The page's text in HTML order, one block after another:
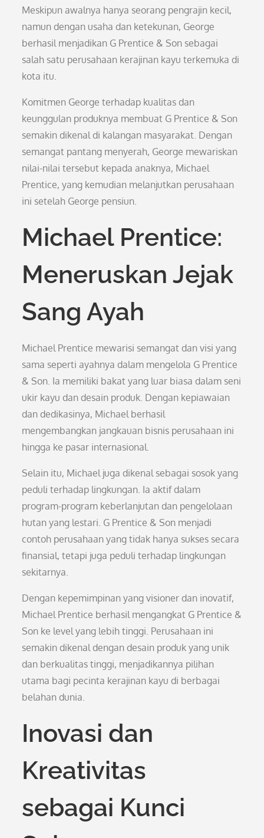
Meskipun awalnya hanya seorang pengrajin kecil,
namun dengan usaha dan ketekunan, George
berhasil menjadikan G Prentice & Son sebagai
salah satu perusahaan kerajinan kayu terkemuka di
kota itu.
Komitmen George terhadap kualitas dan
keunggulan produknya membuat G Prentice & Son
semakin dikenal di kalangan masyarakat. Dengan
semangat pantang menyerah, George mewariskan
nilai-nilai tersebut kepada anaknya, Michael
Prentice, yang kemudian melanjutkan perusahaan
ini setelah George pensiun.
Michael Prentice:
Meneruskan Jejak
Sang Ayah
Michael Prentice mewarisi semangat dan visi yang
sama seperti ayahnya dalam mengelola G Prentice
& Son. Ia memiliki bakat yang luar biasa dalam seni
ukir kayu dan desain produk. Dengan kepiawaian
dan dedikasinya, Michael berhasil
mengembangkan jangkauan bisnis perusahaan ini
hingga ke pasar internasional.
Selain itu, Michael juga dikenal sebagai sosok yang
peduli terhadap lingkungan. Ia aktif dalam
program-program keberlanjutan dan pengelolaan
hutan yang lestari. G Prentice & Son menjadi
contoh perusahaan yang tidak hanya sukses secara
finansial, tetapi juga peduli terhadap lingkungan
sekitarnya.
Dengan kepemimpinan yang visioner dan inovatif,
Michael Prentice berhasil mengangkat G Prentice &
Son ke level yang lebih tinggi. Perusahaan ini
semakin dikenal dengan desain produk yang unik
dan berkualitas tinggi, menjadikannya pilihan
utama bagi pecinta kerajinan kayu di berbagai
belahan dunia.
Inovasi dan
Kreativitas
sebagai Kunci